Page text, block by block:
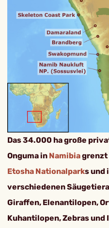
Das 34.000 ha große
Onguma in Namibiagrenzt
Etosha Nationalparks und
verschiedenen
Giraffen, Elenantilopen,
Kuhantilopen, Zebras und